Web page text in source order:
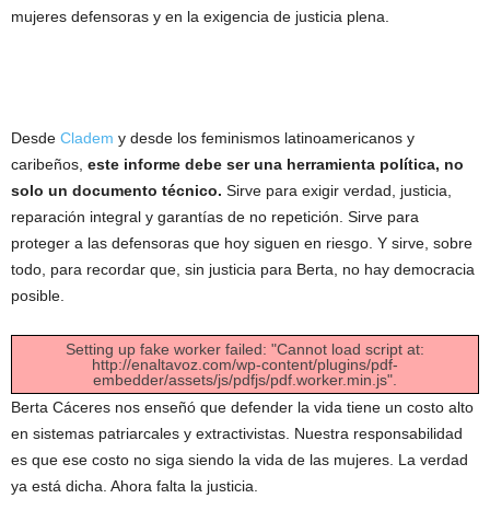
mujeres defensoras y en la exigencia de justicia plena.
Desde Cladem y desde los feminismos latinoamericanos y
caribeños, este informe debe ser una herramienta política, no
solo un documento técnico. Sirve para exigir verdad, justicia,
reparación integral y garantías de no repetición. Sirve para
proteger a las defensoras que hoy siguen en riesgo. Y sirve, sobre
todo, para recordar que, sin justicia para Berta, no hay democracia
posible.
Setting up fake worker failed: "Cannot load script at:
http://enaltavoz.com/wp-content/plugins/pdf-
embedder/assets/js/pdfjs/pdf.worker.min.js".
Berta Cáceres nos enseñó que defender la vida tiene un costo alto
en sistemas patriarcales y extractivistas. Nuestra responsabilidad
es que ese costo no siga siendo la vida de las mujeres. La verdad
ya está dicha. Ahora falta la justicia.